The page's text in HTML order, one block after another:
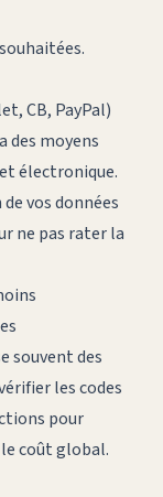
CB, PayPal)
des moyens
électronique.
vos données
ne pas rater la
souvent des
les codes
pour
coût global.